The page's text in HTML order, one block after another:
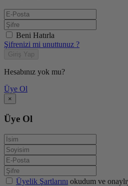
Beni Hatırla
Şifrenizi mi unuttunuz ?
Giriş Yap
Hesabınız yok mu?
Üye Ol
×
Üye Ol
Üyelik Şartlarını okudum ve